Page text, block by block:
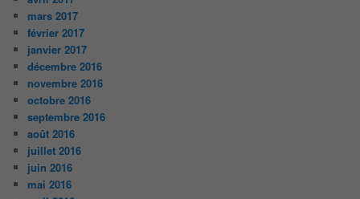
mars 2017
février 2017
janvier 2017
décembre 2016
novembre 2016
octobre 2016
septembre 2016
août 2016
juillet 2016
juin 2016
mai 2016